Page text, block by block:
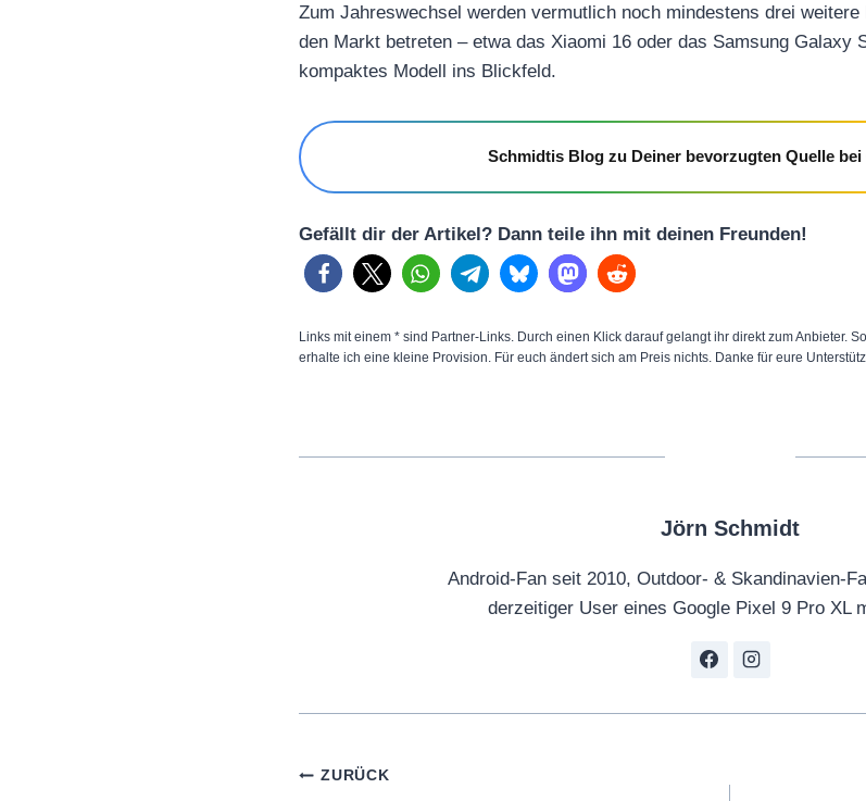
Zum Jahreswechsel werden vermutlich noch mindestens drei
den Markt betreten – etwa das Xiaomi 16 oder das Samsung Galaxy
kompaktes Modell ins Blickfeld.
Schmidtis Blog zu Deiner bevorzugten Quelle
Gefällt dir der Artikel? Dann teile ihn mit deinen Freunden!
Links mit einem * sind Partner-Links. Durch einen Klick darauf gelangt ihr direkt zum Anbieter.
erhalte ich eine kleine Provision. Für euch ändert sich am Preis nichts. Danke für eure
Jörn Schmidt
Android-Fan seit 2010, Outdoor- & Skandinavien-
derzeitiger User eines Google Pixel 9 Pro XL
Beitragsnavigation
ZURÜCK